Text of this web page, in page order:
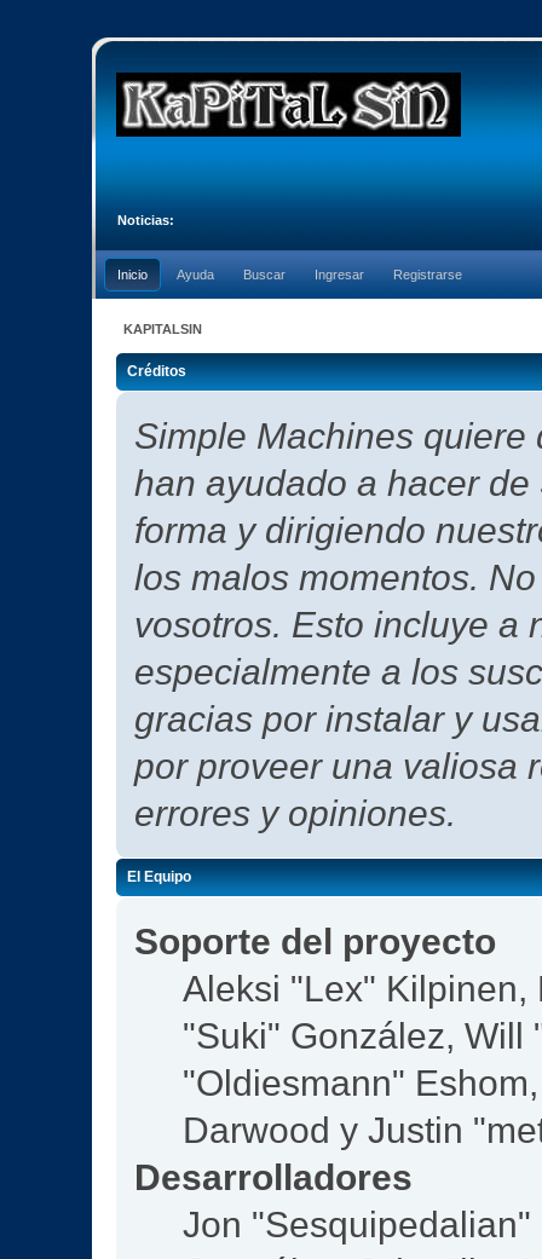
Noticias:
Inicio Ayuda Buscar Ingresar Registrarse
KAPITALSIN
Créditos
Simple Machines
han ayudado a hacer
forma y dirigiendo
los malos momentos.
vosotros. Esto incluye a
especialmente a los
gracias por instalar y
por proveer una valiosa
errores y opiniones.
El Equipo
Soporte del proyecto
Aleksi "Lex"
"Suki" González, Will
"Oldiesmann"
Darwood y Justin
Desarrolladores
Jon